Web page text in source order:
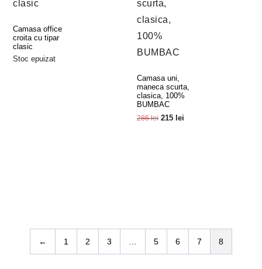
Camasa office
croita cu tipar
clasic
Stoc epuizat
Camasa uni,
maneca scurta,
clasica, 100%
BUMBAC
286lei 215 lei
← 1 2 3 5 6 7 8